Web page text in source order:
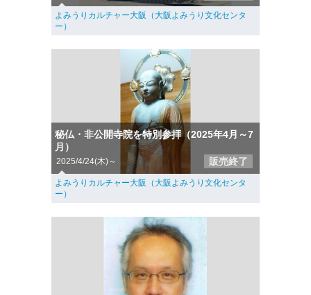
よみうりカルチャー大阪（大阪よみうり文化センタ
ー）
秘仏・非公開寺院を特別参拝（2025年4月～7
月）
2025/4/24(木)～ 販売終了
よみうりカルチャー大阪（大阪よみうり文化センタ
ー）